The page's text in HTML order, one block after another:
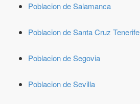
Poblacion de Salamanca
Poblacion de Santa Cruz Tenerife
Poblacion de Segovia
Poblacion de Sevilla